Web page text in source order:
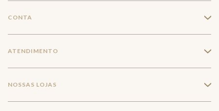
Trabalhe conosco
CONTA +
Meus pedidos
ATENDIMENTO +
NOSSAS LOJAS +